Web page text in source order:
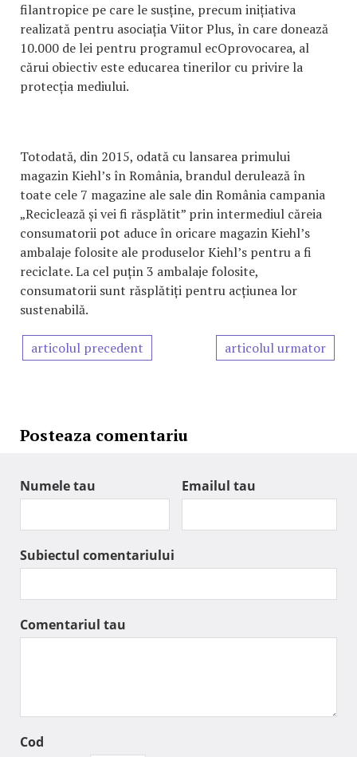
filantropice pe care le susține, precum inițiativa
realizată pentru asociația Viitor Plus, în care donează
10.000 de lei pentru programul ecOprovocarea, al
cărui obiectiv este educarea tinerilor cu privire la
protecția mediului.
Totodată, din 2015, odată cu lansarea primului
magazin Kiehl’s în România, brandul derulează în
toate cele 7 magazine ale sale din România campania
„Reciclează și vei fi răsplătit” prin intermediul căreia
consumatorii pot aduce în oricare magazin Kiehl’s
ambalaje folosite ale produselor Kiehl’s pentru a fi
reciclate. La cel puțin 3 ambalaje folosite,
consumatorii sunt răsplătiți pentru acțiunea lor
sustenabilă.
articolul precedent articolul urmator
Posteaza comentariu
Numele tau Emailul tau
Subiectul comentariului
Comentariul tau
Cod